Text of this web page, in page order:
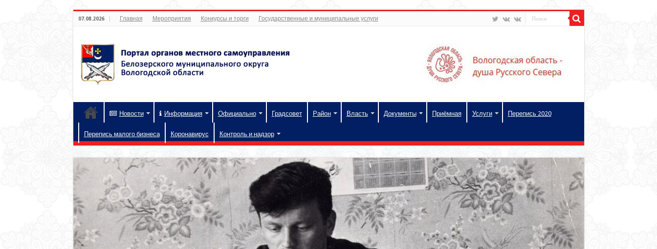
07.08.2026 Главная Мероприятия Конкурсы и торги Государственные и муниципальные услуги
Новости Информация Официально Градсовет Район Власть Документы Приёмная Услуги Перепись 2020
Перепись малого бизнеса Коронавирус Контроль и надзор